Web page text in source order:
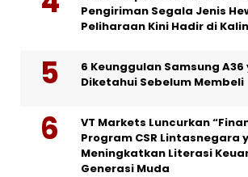
Pengiriman Segala Jenis
Peliharaan Kini Hadir di
6 Keunggulan Samsung
Diketahui Sebelum Membeli
VT Markets Luncurkan
Program CSR Lintasnegara
Meningkatkan Literasi
Generasi Muda